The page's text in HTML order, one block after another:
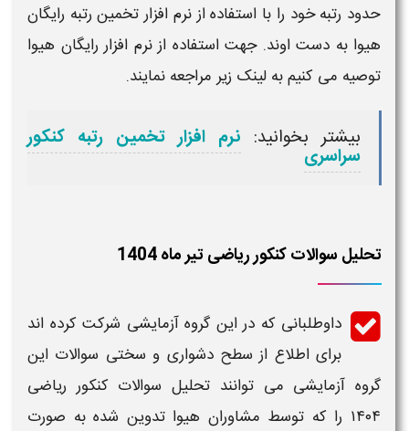
حدود رتبه خود را با استفاده از نرم افزار تخمین رتبه رایگان
هیوا به دست اوند. جهت استفاده از نرم افزار رایگان هیوا
توصیه می کنیم به لینک زیر مراجعه نمایند.
بیشتر بخوانید: نرم افزار تخمین رتبه کنکور
سراسری
تحلیل سوالات کنکور ریاضی تیر ماه 1404
داوطلبانی که در این گروه آزمایشی شرکت کرده اند
برای اطلاع از سطح دشواری و سختی سوالات این
گروه آزمایشی می توانند تحلیل سوالات کنکور ریاضی
۱۴۰۴ را که توسط مشاوران هیوا تدوین شده به صورت